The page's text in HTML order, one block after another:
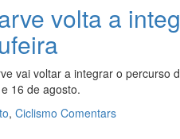
volta a
vai voltar a integrar o percurso
16 de agosto.
, Ciclismo Comentars